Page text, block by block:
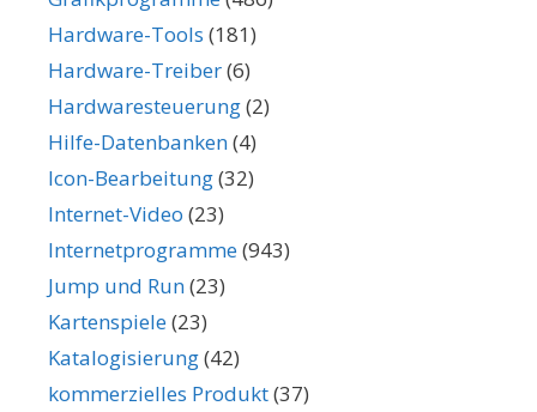
Hardware-Tools (181)
Hardware-Treiber(6)
Hardwaresteuerung(2)
Hilfe-Datenbanken(4)
Icon-Bearbeitung(32)
Internet-Video (23)
Internetprogramme(943)
Jump und Run(23)
Kartenspiele(23)
Katalogisierung(42)
kommerzielles Produkt(37)